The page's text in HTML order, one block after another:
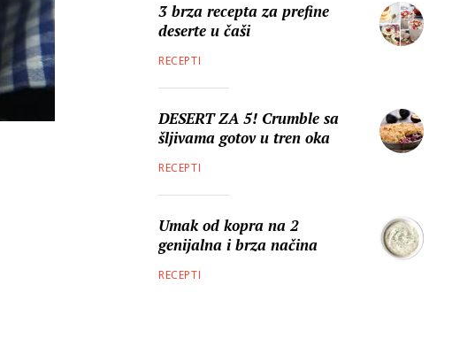
3 brza recepta za prefine
deserte u čaši
RECEPTI
DESERT ZA 5! Crumble sa
šljivama gotov u tren oka
RECEPTI
Umak od kopra na 2
genijalna i brza načina
RECEPTI